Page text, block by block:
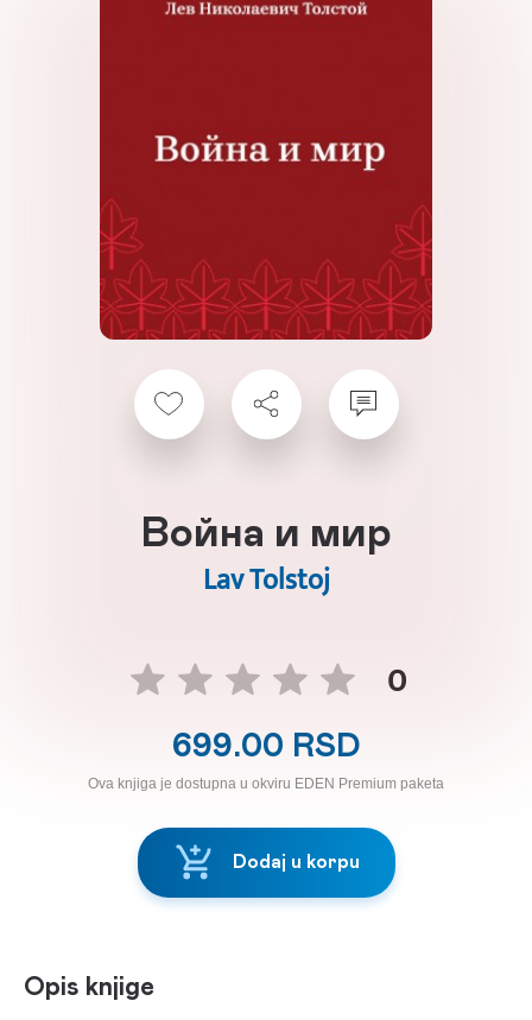
Война и мир
Lav Tolstoj
0
699.00 RSD
Ova knjiga je dostupna u okviru EDEN Premium paketa
Dodaj u korpu
Opis knjige